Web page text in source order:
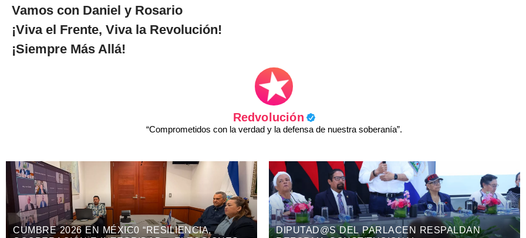
Vamos con Daniel y Rosario
¡Viva el Frente, Viva la Revolución!
¡Siempre Más Allá!
Redvolución
“Comprometidos con la verdad y la defensa de nuestra soberanía”.
DIPUTAD@S DEL PARLACEN RESPALDAN
COPRESIDENTA ROSARIO MURILLO